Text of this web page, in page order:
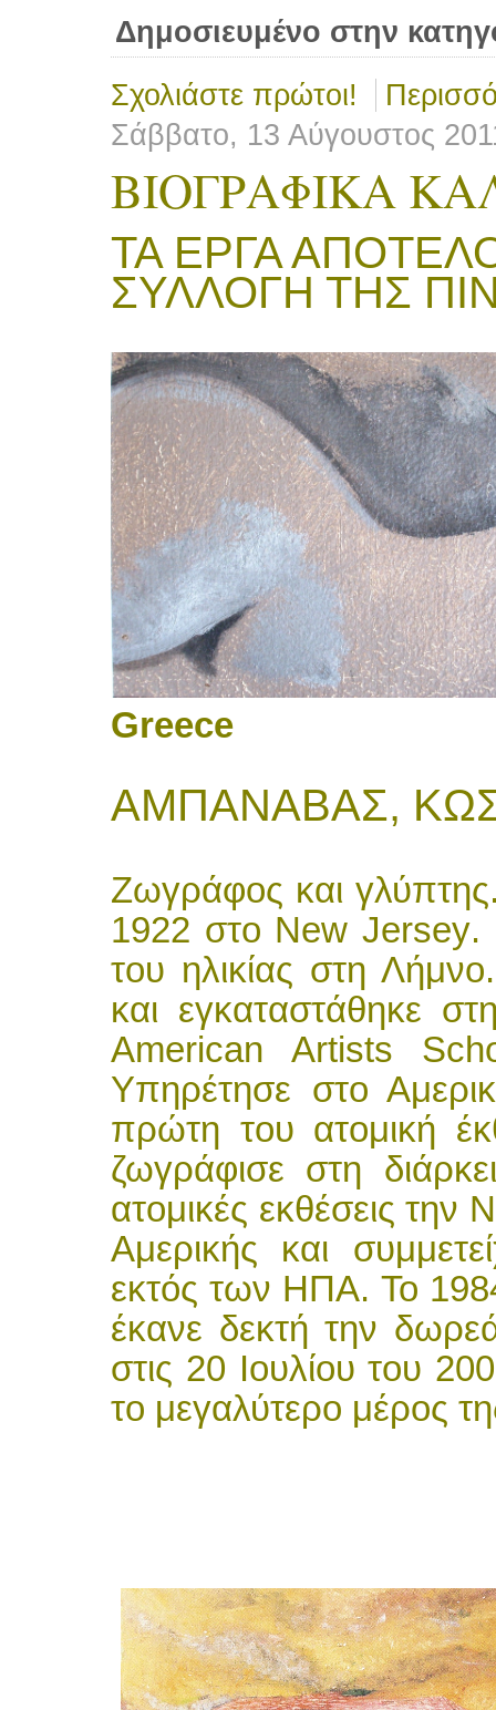
Δημοσιευμένο στην
Σχολιάστε πρώτοι!
Σάββατο, 13 Αύγουστος
ΒΙΟΓΡΑΦΙΚΑ
ΤΑ ΕΡΓΑ
ΣΥΛΛΟΓΗ ΤΗΣ
Greece
ΑΜΠΑΝAΒΑΣ,
Ζωγράφος και
1922 στο New Jersey.
του ηλικίας στη
και εγκαταστάθηκε
American
Artists
Υπηρέτησε στο
πρώτη του ατομική
ζωγράφισε στη
ατομικές εκθέσεις την
Αμερικής και
εκτός των ΗΠΑ. Το
έκανε δεκτή την
στις 20 Ιουλίου του
το μεγαλύτερο μέρος